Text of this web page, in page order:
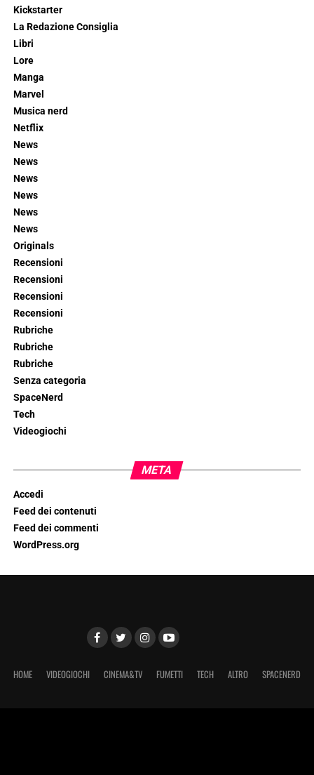
Kickstarter
La Redazione Consiglia
Libri
Lore
Manga
Marvel
Musica nerd
Netflix
News
News
News
News
News
News
Originals
Recensioni
Recensioni
Recensioni
Recensioni
Rubriche
Rubriche
Rubriche
Senza categoria
SpaceNerd
Tech
Videogiochi
META
Accedi
Feed dei contenuti
Feed dei commenti
WordPress.org
HOME VIDEOGIOCHI CINEMA&TV FUMETTI TECH ALTRO SPACENERD